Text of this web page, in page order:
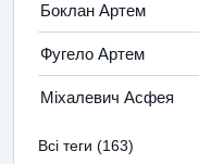
Боклан Артем
Фугело Артем
Міхалевич Асфея
Всі теги (163)